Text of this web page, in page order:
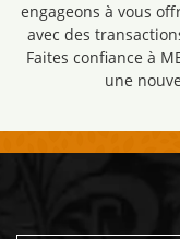
engageons à vous
avec des
Faites confiance à
une